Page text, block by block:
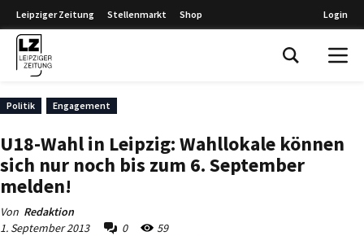
Leipziger Zeitung Stellenmarkt Shop Login
Politik Engagement
U18-Wahl in Leipzig: Wahllokale können
sich nur noch bis zum 6. September
melden!
Von Redaktion
1. September 2013
0 59